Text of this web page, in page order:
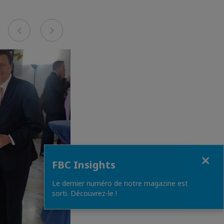
Previous
FBC Insights
Le dernier numéro de notre magazine est
sorti. Découvrez-le !